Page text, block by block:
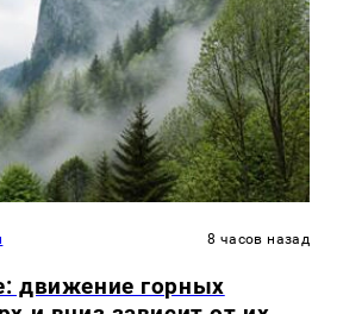
8 часов назад
движение горных